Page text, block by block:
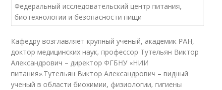
Кафедру возглавляет крупный ученый, академик РАН,
доктор медицинских наук, профессор Тутельян Виктор
Александрович – директор ФГБНУ «НИИ
питания».Тутельян Виктор Александрович – видный
ученый в области биохимии, физиологии, гигиены